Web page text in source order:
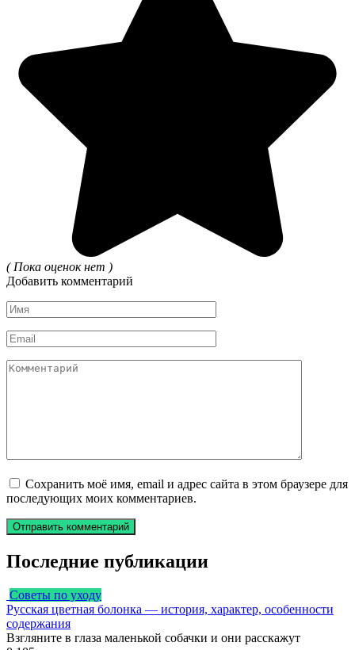
( Пока оценок нет )
Добавить комментарий
Имя
*
Email
*
Комментарий
Сохранить моё имя, email и адрес сайта в этом браузере для
последующих моих комментариев.
Последние публикации
Советы по уходу
Русская цветная болонка — история, характер, особенности
содержания
Взгляните в глаза маленькой собачки и они расскажут